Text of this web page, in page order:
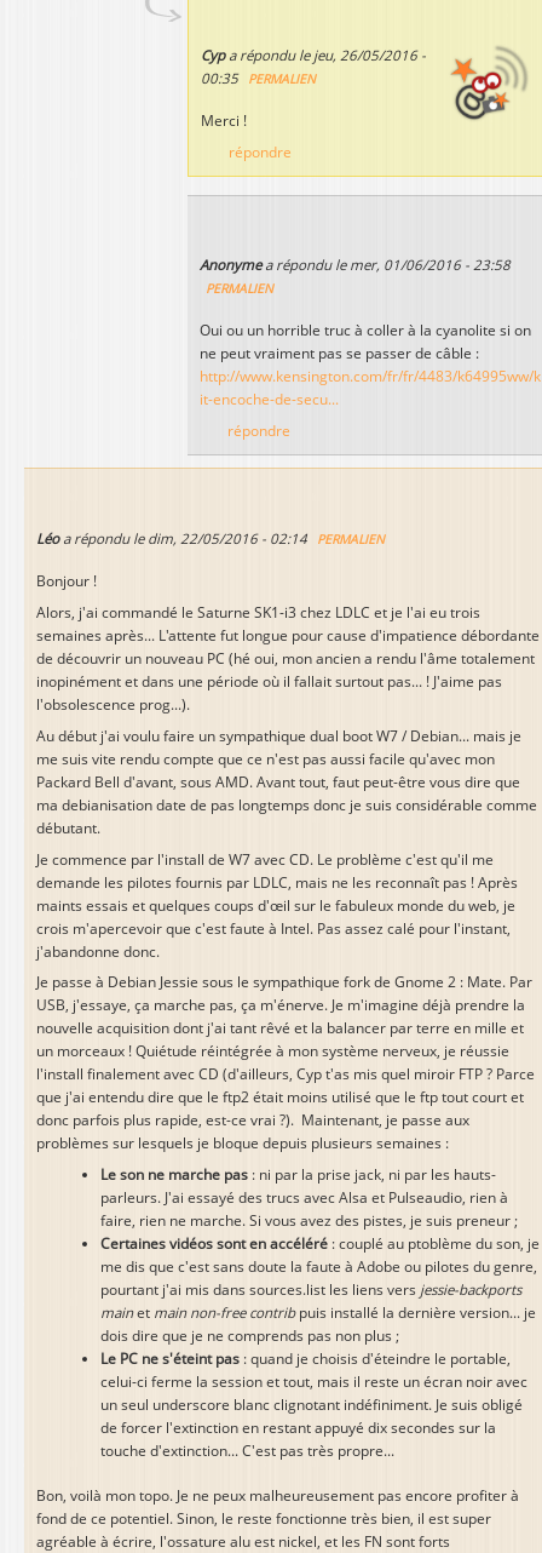
Cypa répondu le jeu, 26/05/2016 -
00:35
PERMALIEN
Merci !
répondre
Anonymea répondu le mer, 01/06/2016 - 23:58
PERMALIEN
Oui ou un horrible truc à coller à la cyanolite si on
ne peut vraiment pas se passer de câble :
http://www.kensington.com/fr/fr/4483/k64995ww/k
it-encoche-de-secu...
répondre
Léoa répondu le dim, 22/05/2016 - 02:14 PERMALIEN
Bonjour !
Alors, j'ai commandé le Saturne SK1-i3 chez LDLC et je l'ai eu trois
semaines après... L'attente fut longue pour cause d'impatience débordante
de découvrir un nouveau PC (hé oui, mon ancien a rendu l'âme totalement
inopinément et dans une période où il fallait surtout pas... ! J'aime pas
l'obsolescence prog...).
Au début j'ai voulu faire un sympathique dual boot W7 / Debian... mais je
me suis vite rendu compte que ce n'est pas aussi facile qu'avec mon
Packard Bell d'avant, sous AMD. Avant tout, faut peut-être vous dire que
ma debianisation date de pas longtemps donc je suis considérable comme
débutant.
Je commence par l'install de W7 avec CD. Le problème c'est qu'il me
demande les pilotes fournis par LDLC, mais ne les reconnaît pas ! Après
maints essais et quelques coups d'œil sur le fabuleux monde du web, je
crois m'apercevoir que c'est faute à Intel. Pas assez calé pour l'instant,
j'abandonne donc.
Je passe à Debian Jessie sous le sympathique fork de Gnome 2 : Mate. Par
USB, j'essaye, ça marche pas, ça m'énerve. Je m'imagine déjà prendre la
nouvelle acquisition dont j'ai tant rêvé et la balancer par terre en mille et
un morceaux ! Quiétude réintégrée à mon système nerveux, je réussie
l'install finalement avec CD (d'ailleurs, Cyp t'as mis quel miroir FTP ? Parce
que j'ai entendu dire que le ftp2 était moins utilisé que le ftp tout court et
donc parfois plus rapide, est-ce vrai ?). Maintenant, je passe aux
problèmes sur lesquels je bloque depuis plusieurs semaines :
Le son ne marche pas : ni par la prise jack, ni par les hauts-
parleurs. J'ai essayé des trucs avec Alsa et Pulseaudio, rien à
faire, rien ne marche. Si vous avez des pistes, je suis preneur ;
Certaines vidéos sont en accéléré : couplé au ptoblème du son, je
me dis que c'est sans doute la faute à Adobe ou pilotes du genre,
pourtant j'ai mis dans sources.list les liens vers jessie-backports
mainet main non-free contribpuis installé la dernière version... je
dois dire que je ne comprends pas non plus ;
Le PC ne s'éteint pas : quand je choisis d'éteindre le portable,
celui-ci ferme la session et tout, mais il reste un écran noir avec
un seul underscore blanc clignotant indéfiniment. Je suis obligé
de forcer l'extinction en restant appuyé dix secondes sur la
touche d'extinction... C'est pas très propre...
Bon, voilà mon topo. Je ne peux malheureusement pas encore profiter à
fond de ce potentiel. Sinon, le reste fonctionne très bien, il est super
agréable à écrire, l'ossature alu est nickel, et les FN sont forts